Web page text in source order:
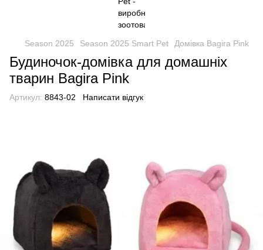
Season 2025 Season 2025 Smart Pet Домівка Bagira Pink
Будиночок-домівка для домашніх
тварин Bagira Pink
Артикул: 8843-02 Написати відгук